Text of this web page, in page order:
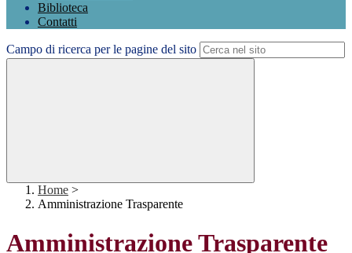
Biblioteca
Contatti
Campo di ricerca per le pagine del sito
Home >
Amministrazione Trasparente
Amministrazione Trasparente